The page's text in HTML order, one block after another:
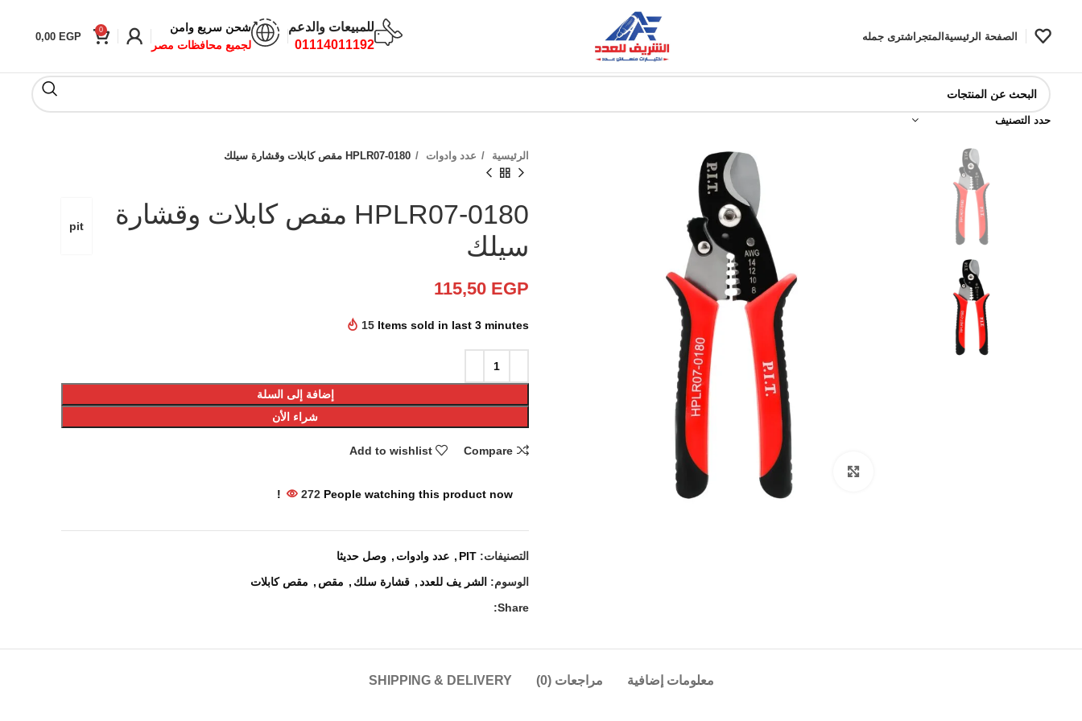
الصفحة الرئيسيةالمتجر اشترى جمله
للمبيعات والدعم
01114011192
شحن سريع وامن
لجميع محافظات مصر
0
0,00 EGP
حدد التصنيف
Click to enlarge
الرئيسية عدد وادوات HPLR07-0180 مقص كابلات وقشارة سيلك
pit
HPLR07-0180 مقص كابلات وقشارة
سيلك
115,50 EGP
15 Items sold in last 3 minutes
إضافة إلى السلة
شراء الأن
Compare
Add to wishlist
272 People watching this product now!
التصنيفات: PIT
, عدد وادوات , وصل حديثا
الوسوم: الشر يف للعدد, قشارة سلك , مقص , مقص كابلات
Share:
معلومات إضافية مراجعات (0) SHIPPING & DELIVERY